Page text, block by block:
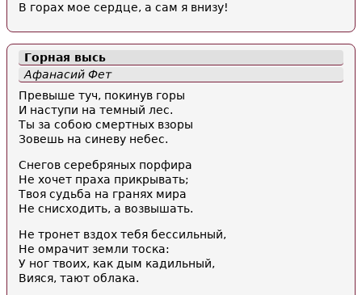
В горах мое сердце, а сам я внизу!
Горная высь
Афанасий Фет
Превыше туч, покинув горы
И наступи на темный лес.
Ты за собою смертных взоры
Зовешь на синеву небес.
Снегов серебряных порфира
Не хочет праха прикрывать;
Твоя судьба на гранях мира
Не снисходить, а возвышать.
Не тронет вздох тебя бессильный,
Не омрачит земли тоска:
У ног твоих, как дым кадильный,
Вияся, тают облака.